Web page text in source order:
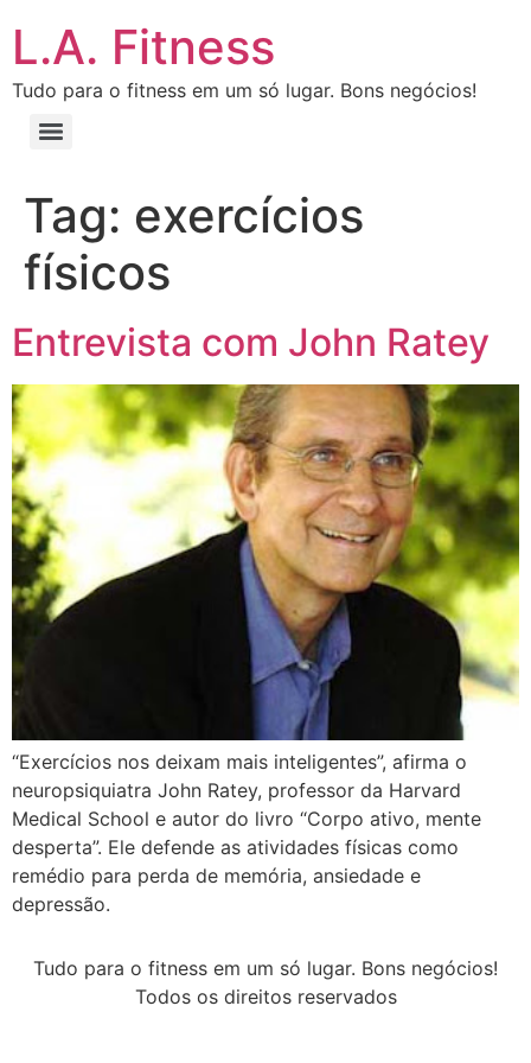
L.A. Fitness
Tudo para o fitness em um só lugar. Bons negócios!
Tag: exercícios
físicos
Entrevista com John Ratey
“Exercícios nos deixam mais inteligentes”, afirma o
neuropsiquiatra John Ratey, professor da Harvard
Medical School e autor do livro “Corpo ativo, mente
desperta”. Ele defende as atividades físicas como
remédio para perda de memória, ansiedade e
depressão.
Tudo para o fitness em um só lugar. Bons negócios!
Todos os direitos reservados